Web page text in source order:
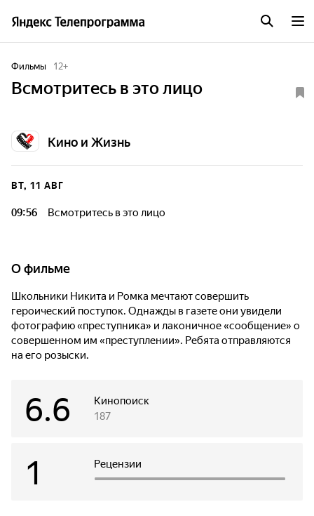
Фильмы 12+
Всмотритесь в это лицо
Кино и Жизнь
ВТ, 11 АВГ
09:56 Всмотритесь в это лицо
О фильме
Школьники Никита и Ромка мечтают совершить
героический поступок. Однажды в газете они увидели
фотографию «преступника» и лаконичное «сообщение» о
совершенном им «преступлении». Ребята отправляются
на его розыски.
Кинопоиск
6.6 187
Рецензии
1